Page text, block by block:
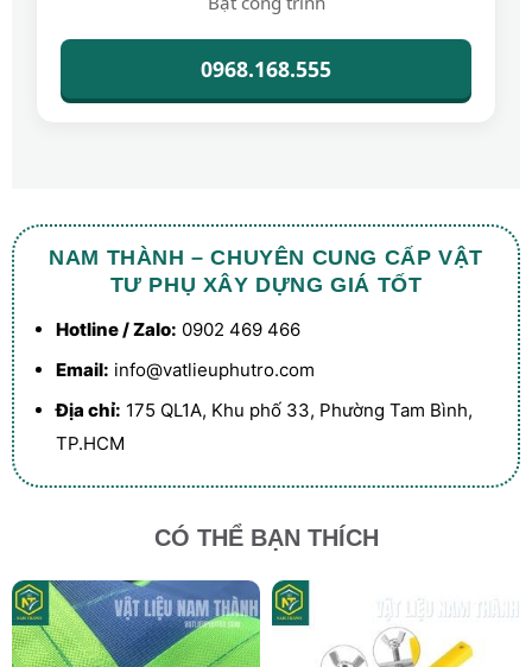
0968.168.555
NAM THÀNH – CHUYÊN CUNG CẤP VẬT
TƯ PHỤ XÂY DỰNG GIÁ TỐT
Hotline / Zalo: 0902 469 466
Email: info@vatlieuphutro.com
Địa chỉ: 175 QL1A, Khu phố 33, Phường Tam Bình,
TP.HCM
CÓ THỂ BẠN THÍCH